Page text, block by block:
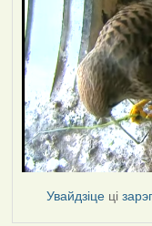
Увайдзіце ці